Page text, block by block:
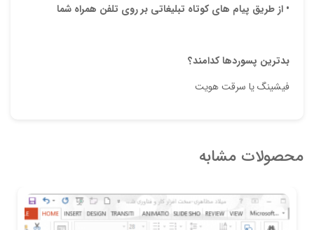
• از طریق پیام هاي کوتاه تبلیغاتی بر روي تلفن همراه شما
بدترین پسوردها کدامند؟
فیشینگ یا سرقت هویت
محصولات مشابه